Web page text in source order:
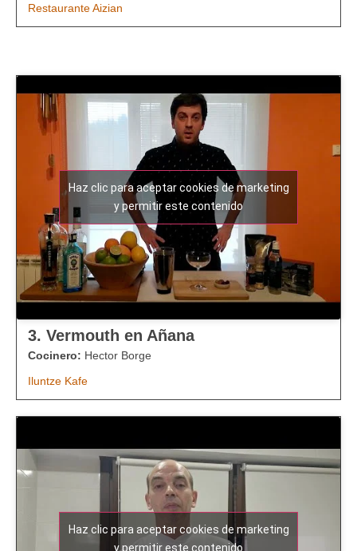
Restaurante Aizian
Haz clic para aceptar cookies de marketing
y permitir este contenido
3. Vermouth en Añana
Cocinero: Hector Borge
Iluntze Kafe
Haz clic para aceptar cookies de marketing
y permitir este contenido